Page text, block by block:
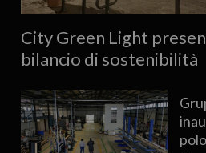
City Green Light
bilancio di sostenibilità